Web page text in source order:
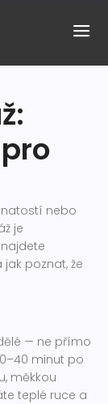
nebo
je
poznat, že
— ne přímo
minut po
měkkou
teplé ruce a